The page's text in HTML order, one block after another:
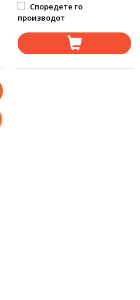
Споредете го
производот